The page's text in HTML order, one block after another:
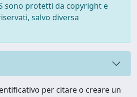
sono protetti da copyright e
salvo diversa
per citare o creare un